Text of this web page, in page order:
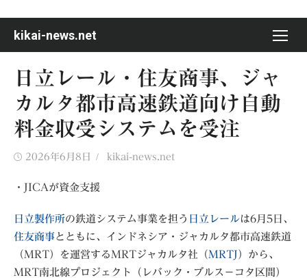
content
kikai-news.net
日立レール・住友商事、ジャ
カルタ都市高速鉄道向け自動
料金収受システムを受注
Posted
2026年6月8日 Author
kikai-news.net
・JICAが資金支援
日立製作所の鉄道システム事業を担う 日立レールは6月5日、
住友商事とともに、インドネシア・ジャカルタ都市高速鉄道
（MRT）を運営するMRTジャカルタ社（ MRTJ ）から、
MRT南北線プロジェクト（レバック・ブルス－コタ区間）